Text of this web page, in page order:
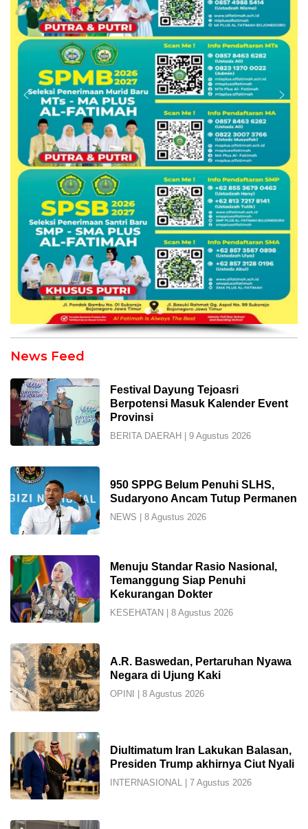
INDOSatu.co
Berani,
Jujur
Mengabarkan
News Feed
Festival Dayung Tejoasri
Berpotensi Masuk Kalender Event
Provinsi
BERITA DAERAH 9 Agustus 2026
950 SPPG Belum Penuhi SLHS,
Sudaryono Ancam Tutup Permanen
NEWS 8 Agustus 2026
Menuju Standar Rasio Nasional,
Temanggung Siap Penuhi
Kekurangan Dokter
KESEHATAN 8 Agustus 2026
A.R. Baswedan, Pertaruhan Nyawa
Negara di Ujung Kaki
OPINI 8 Agustus 2026
Diultimatum Iran Lakukan Balasan,
Presiden Trump akhirnya Ciut Nyali
INTERNASIONAL 7 Agustus 2026